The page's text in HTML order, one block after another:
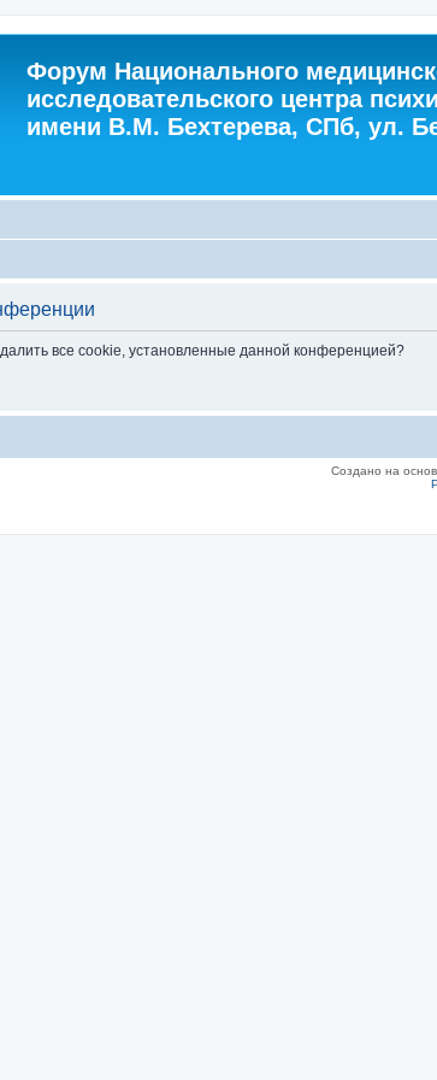
Форум Национального
исследовательского центра
имени В.М. Бехтерева, СПб, ул.
все cookie, установленные данной конференцией?
Создано на